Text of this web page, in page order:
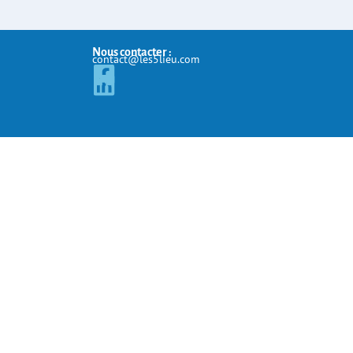
Nous contacter :
contact@les5lieu.com